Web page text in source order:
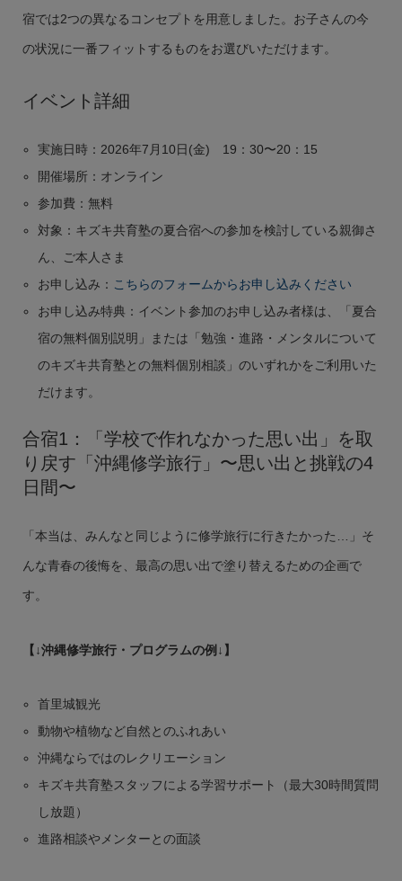
宿では2つの異なるコンセプトを用意しました。お子さんの今
の状況に一番フィットするものをお選びいただけます。
イベント詳細
実施日時：2026年7月10日(金) 19：30〜20：15
開催場所：オンライン
参加費：無料
対象：キズキ共育塾の夏合宿への参加を検討している親御さ
ん、ご本人さま
お申し込み： こちらのフォームからお申し込みください
お申し込み特典：イベント参加のお申し込み者様は、「夏合
宿の無料個別説明」または「勉強・進路・メンタルについて
のキズキ共育塾との無料個別相談」のいずれかをご利用いた
だけます。
合宿1：「学校で作れなかった思い出」を取
り戻す「沖縄修学旅行」〜思い出と挑戦の4
日間〜
「本当は、みんなと同じように修学旅行に行きたかった…」そ
んな青春の後悔を、最高の思い出で塗り替えるための企画で
す。
【↓沖縄修学旅行・プログラムの例↓】
首里城観光
動物や植物など自然とのふれあい
沖縄ならではのレクリエーション
キズキ共育塾スタッフによる学習サポート（最大30時間質問
し放題）
進路相談やメンターとの面談